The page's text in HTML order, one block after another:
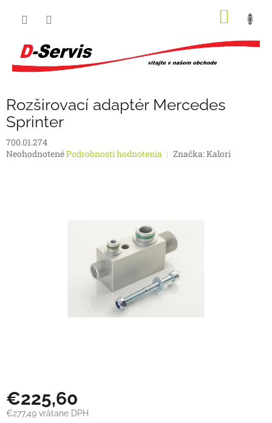
Rozširovací adaptér Mercedes
Sprinter
700.01.274
Priemerné
NeohodnotenéPodrobnosti hodnotenia Značka:Kalori
€225,60
€277,49 vrátane DPH